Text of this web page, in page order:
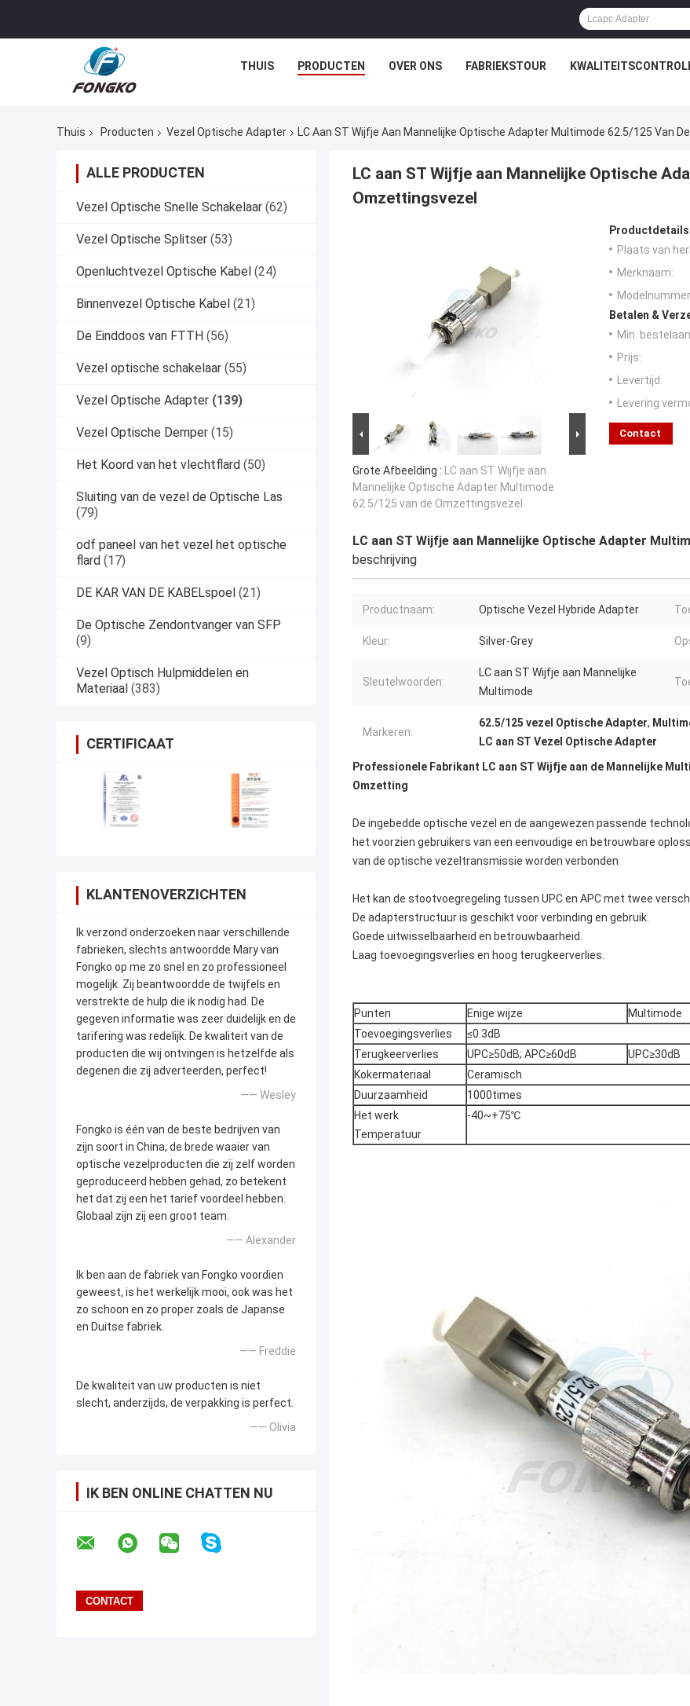
THUIS PRODUCTEN OVER ONS FABRIEKSTOUR
Thuis Producten Vezel Optische Adapter LC Aan ST Wijfje Aan Mannelijke Optische Adapter Multimode 62.5/125 Van
ALLE PRODUCTEN
Vezel Optische Snelle Schakelaar (62)
Vezel Optische Splitser (53)
Openluchtvezel Optische Kabel (24)
Binnenvezel Optische Kabel (21)
De Einddoos van FTTH (56)
Vezel optische schakelaar (55)
Vezel Optische Adapter (139)
Vezel Optische Demper (15)
Het Koord van het vlechtflard (50)
Sluiting van de vezel de Optische Las
(79)
odf paneel van het vezel het optische
flard (17)
DE KAR VAN DE KABELspoel (21)
De Optische Zendontvanger van SFP
(9)
Vezel Optisch Hulpmiddelen en
Materiaal (383)
CERTIFICAAT
KLANTENOVERZICHTEN
Ik verzond onderzoeken naar verschillende
fabrieken, slechts antwoordde Mary van
Fongko op me zo snel en zo professioneel
mogelijk. Zij beantwoordde de twijfels en
verstrekte de hulp die ik nodig had. De
gegeven informatie was zeer duidelijk en de
tarifering was redelijk. De kwaliteit van de
producten die wij ontvingen is hetzelfde als
degenen die zij adverteerden, perfect!
—— Wesley
Fongko is één van de beste bedrijven van
zijn soort in China, de brede waaier van
optische vezelproducten die zij zelf worden
geproduceerd hebben gehad, zo betekent
het dat zij een het tarief voordeel hebben.
Globaal zijn zij een groot team.
—— Alexander
Ik ben aan de fabriek van Fongko voordien
geweest, is het werkelijk mooi, ook was het
zo schoon en zo proper zoals de Japanse
en Duitse fabriek.
—— Freddie
De kwaliteit van uw producten is niet
slecht, anderzijds, de verpakking is perfect.
—— Olivia
IK BEN ONLINE CHATTEN NU
LC aan ST Wijfje aan Mannelijke Optische
Omzettingsvezel
Grote Afbeelding : LC aan ST Wijfje aan
Mannelijke Optische Adapter Multimode
62.5/125 van de Omzettingsvezel
Plaats van
Merknaam:
Betalen &
Min.
Prijs:
Levertijd:
Levering
Contact
LC aan ST Wijfje aan Mannelijke Optische Adapter
beschrijving
Productnaam: Optische Vezel Hybride Adapter
Kleur: Silver-Grey
Sleutelwoorden:
LC aan ST Wijfje aan Mannelijke
Multimode
Markeren:
62.5/125 vezel Optische Adapter,
LC aan ST Vezel Optische Adapter
Professionele Fabrikant LC aan ST Wijfje aan de Mannelijke
Omzetting
De ingebedde optische vezel en de aangewezen passende
het voorzien gebruikers van een eenvoudige en betrouwbare
van de optische vezeltransmissie worden verbonden
Het kan de stootvoegregeling tussen UPC en APC met twee
De adapterstructuur is geschikt voor verbinding en gebruik.
Goede uitwisselbaarheid en betrouwbaarheid.
Laag toevoegingsverlies en hoog terugkeerverlies.
Punten Enige wijze
Multimode
Toevoegingsverlies
≤0.3dB
Terugkeerverlies
UPC≥50dB; APC≥60dB
UPC≥30dB
Kokermateriaal
Ceramisch
Duurzaamheid
1000times
Het werk
Temperatuur
-40~+75℃